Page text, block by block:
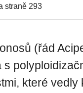
straně 293
(řád
s
které vedly